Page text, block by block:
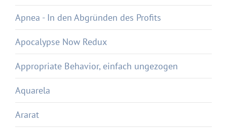
Apnea - In den Abgründen des Profits
Apocalypse Now Redux
Appropriate Behavior, einfach ungezogen
Aquarela
Ararat